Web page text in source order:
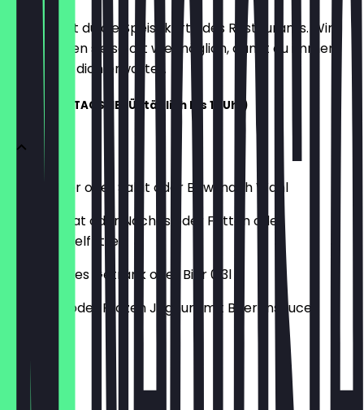
Hier findest du die Speisekarte des Restaurants. Wir
aktualisieren sie so oft wie möglich, damit du immer
weißt, was dich erwartet.
PETER'S MITTAGSMENÜ (täglich bis 17 Uhr)
Dein Burger oder Salat oder Bowl nach Wahl
Kleiner Salat oder Nachos oder Fritten oder
Süßkartoffelfritten
Alkoholfreies Getränk oder Bier 0,3l
Hot Drink oder Frozen Joghurt mit Beerensauce